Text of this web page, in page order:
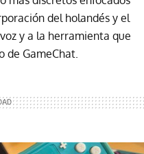
del holandés y el
y a la herramienta que
de GameChat.